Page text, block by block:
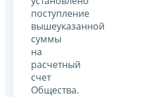
поступление
вышеуказанной
суммы
на
расчетный
счет
Общества.